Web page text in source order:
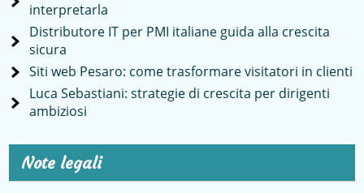
interpretarla
Distributore IT per PMI italiane guida alla crescita
sicura
Siti web Pesaro: come trasformare visitatori in clienti
Luca Sebastiani: strategie di crescita per dirigenti
ambiziosi
Note legali